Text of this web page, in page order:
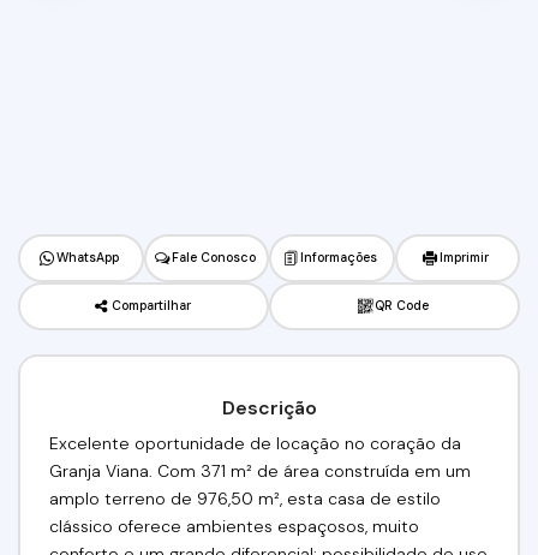
WhatsApp Fale Conosco Informações Imprimir
Compartilhar QR Code
Descrição
Excelente oportunidade de locação no coração da
Granja Viana. Com 371 m² de área construída em um
amplo terreno de 976,50 m², esta casa de estilo
clássico oferece ambientes espaçosos, muito